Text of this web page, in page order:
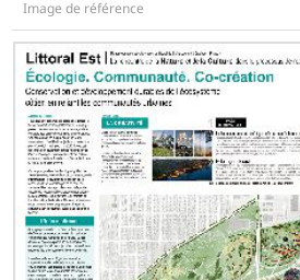
Image de référence